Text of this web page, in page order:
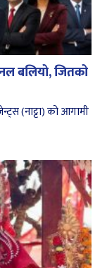
बलियो, जितको
(नाट्टा) को आगामी